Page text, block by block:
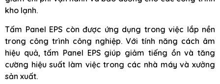
kho lạnh.
Tấm Panel EPS còn được ứng dụng trong việc lắp nền
trong công trình công nghiệp. Với tính năng cách âm
hiệu quả, tấm Panel EPS giúp giảm tiếng ồn và tăng
cường hiệu suất làm việc trong các nhà máy và xưởng
sản xuất.